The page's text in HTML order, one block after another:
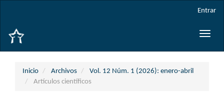
principal
Entrar
Toggle
Inicio Archivos
Vol. 12 Núm. 1 (2026): enero-abril
Artículos científicos